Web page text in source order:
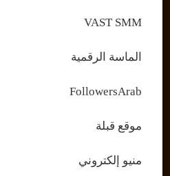
VAST SMM
الماسة الرقمية
FollowersArab
موقع قبلة
منيو إلكتروني